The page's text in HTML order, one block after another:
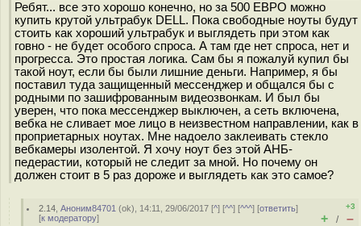
Ребят... все это хорошо конечно, но за 500 ЕВРО можно
купить крутой ультрабук DELL. Пока свободные ноуты будут
стоить как хороший ультрабук и выглядеть при этом как
гoвно - не будет особого спроса. А там где нет спроса, нет и
прогресса. Это простая логика. Сам бы я пожалуй купил бы
такой ноут, если бы были лишние деньги. Например, я бы
поставил туда защищенный мессенджер и общался бы с
родными по зашифрованным видеозвонкам. И был бы
уверен, что пока мессенджер выключен, а сеть включена,
вебка не сливает мое лицо в неизвестном направлении, как в
проприетарных ноутах. Мне надоело заклеивать стекло
вебкамеры изолентой. Я хочу ноут без этой АНБ-
пeдеpaстии, который не следит за мной. Но почему он
должен стоит в 5 раз дороже и выглядеть как это самое?
2.14 ,Аноним84701 (ok), 14:11, 29/06/2017 [^] [^^] [^^^] [ответить]
[к модератору]
+3
+ / –